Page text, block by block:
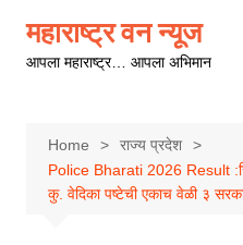
content
महाराष्ट्र वन न्यूज
आपला महाराष्ट्र… आपला अभिमान
Home
राज्य प्रदेश
Police Bharati 2026 Result
कु. वेदिका पष्टेची एकाच वेळी ३